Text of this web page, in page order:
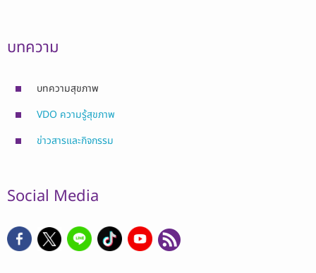
บทความ
บทความสุขภาพ
VDO ความรู้สุขภาพ
ข่าวสารและกิจกรรม
Social Media